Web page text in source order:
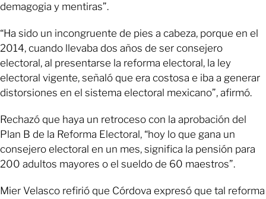
demagogia y mentiras”.
“Ha sido un incongruente de pies a cabeza, porque en el
2014, cuando llevaba dos años de ser consejero
electoral, al presentarse la reforma electoral, la ley
electoral vigente, señaló que era costosa e iba a generar
distorsiones en el sistema electoral mexicano”, afirmó.
Rechazó que haya un retroceso con la aprobación del
Plan B de la Reforma Electoral, “hoy lo que gana un
consejero electoral en un mes, significa la pensión para
200 adultos mayores o el sueldo de 60 maestros”.
Mier Velasco refirió que Córdova expresó que tal reforma